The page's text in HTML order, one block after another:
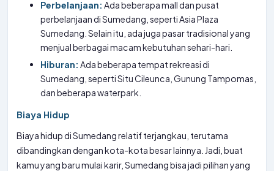
Perbelanjaan: Ada beberapa mall dan pusat
perbelanjaan di Sumedang, seperti Asia Plaza
Sumedang. Selain itu, ada juga pasar tradisional yang
menjual berbagai macam kebutuhan sehari-hari.
Hiburan: Ada beberapa tempat rekreasi di
Sumedang, seperti Situ Cileunca, Gunung Tampomas,
dan beberapa waterpark.
Biaya Hidup
Biaya hidup di Sumedang relatif terjangkau, terutama
dibandingkan dengan kota-kota besar lainnya. Jadi, buat
kamu yang baru mulai karir, Sumedang bisa jadi pilihan yang